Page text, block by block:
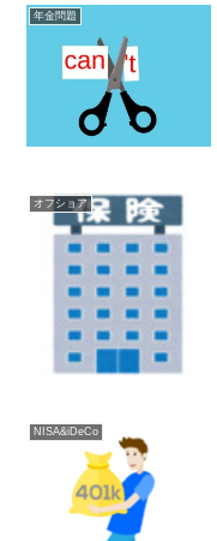
年金問題
オフショア
NISA&iDeCo